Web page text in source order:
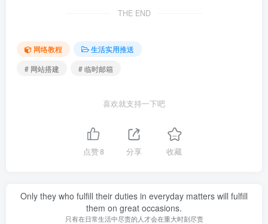
THE END
网络教程
生活实用推送
# 网站搭建
# 临时邮箱
喜欢就支持一下吧
点赞8 分享 收藏
Only they who fulfill their duties in everyday matters will fulfill
them on great occasions.
只有在日常生活中尽责的人才会在重大时刻尽责